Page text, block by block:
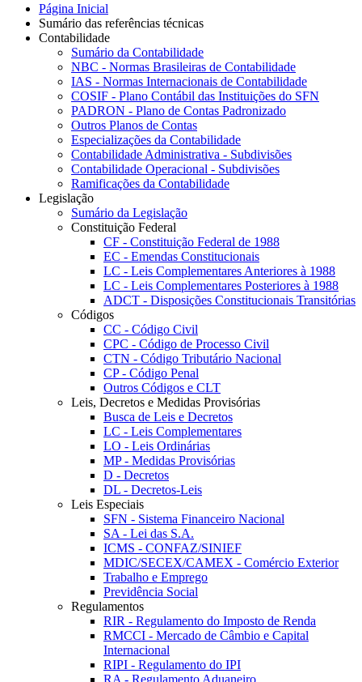
Página Inicial
Sumário das referências técnicas
Contabilidade
Sumário da Contabilidade
NBC - Normas Brasileiras de Contabilidade
IAS - Normas Internacionais de Contabilidade
COSIF - Plano Contábil das Instituições do SFN
PADRON - Plano de Contas Padronizado
Outros Planos de Contas
Especializações da Contabilidade
Contabilidade Administrativa - Subdivisões
Contabilidade Operacional - Subdivisões
Ramificações da Contabilidade
Legislação
Sumário da Legislação
Constituição Federal
CF - Constituição Federal de 1988
EC - Emendas Constitucionais
LC - Leis Complementares Anteriores à 1988
LC - Leis Complementares Posteriores à 1988
ADCT - Disposições Constitucionais Transitórias
Códigos
CC - Código Civil
CPC - Código de Processo Civil
CTN - Código Tributário Nacional
CP - Código Penal
Outros Códigos e CLT
Leis, Decretos e Medidas Provisórias
Busca de Leis e Decretos
LC - Leis Complementares
LO - Leis Ordinárias
MP - Medidas Provisórias
D - Decretos
DL - Decretos-Leis
Leis Especiais
SFN - Sistema Financeiro Nacional
SA - Lei das S.A.
ICMS - CONFAZ/SINIEF
MDIC/SECEX/CAMEX - Comércio Exterior
Trabalho e Emprego
Previdência Social
Regulamentos
RIR - Regulamento do Imposto de Renda
RMCCI - Mercado de Câmbio e Capital
Internacional
RIPI - Regulamento do IPI
RA - Regulamento Aduaneiro